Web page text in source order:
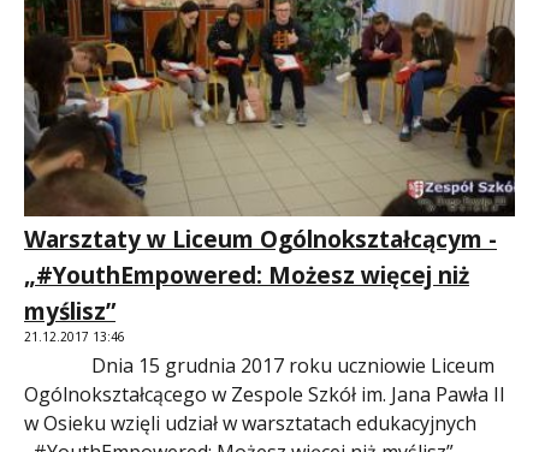
Warsztaty w Liceum Ogólnokształcącym -
„#YouthEmpowered: Możesz więcej niż
myślisz”
21.12.2017 13:46
Dnia 15 grudnia 2017 roku uczniowie Liceum
Ogólnokształcącego w Zespole Szkół im. Jana Pawła II
w Osieku wzięli udział w warsztatach edukacyjnych